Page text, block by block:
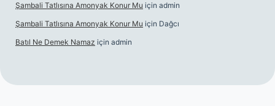
Şambali Tatlısına Amonyak Konur Mu için admin
Şambali Tatlısına Amonyak Konur Mu için Dağcı
Batıl Ne Demek Namaz için admin